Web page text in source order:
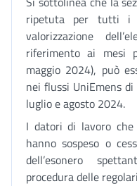
ripetuta per tutti i
valorizzazione
riferimento ai mesi
maggio 2024), può
nei flussi UniEmens
luglio e agosto 2024.
I datori di lavoro
hanno sospeso o
dell’esonero
procedura delle